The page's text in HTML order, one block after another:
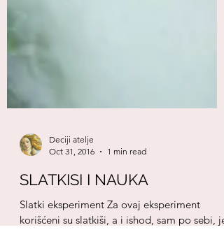
Oct 31, 2016
1 min read
SLATKISI I NAUKA
Slatki eksperiment Za ovaj eksperiment